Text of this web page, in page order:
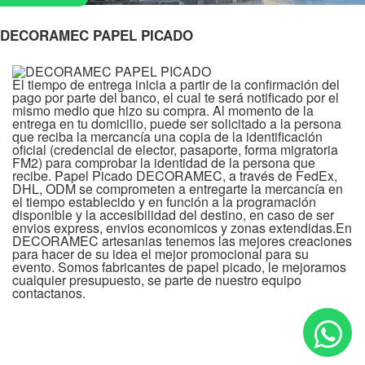
DECORAMEC PAPEL PICADO
El tiempo de entrega inicia a partir de la confirmación del
pago por parte del banco, el cual te será notificado por el
mismo medio que hizo su compra. Al momento de la
entrega en tu domicilio, puede ser solicitado a la persona
que reciba la mercancía una copia de la identificación
oficial (credencial de elector, pasaporte, forma migratoria
FM2) para comprobar la identidad de la persona que
recibe. Papel Picado DECORAMEC, a través de FedEx,
DHL, ODM se comprometen a entregarte la mercancía en
el tiempo establecido y en función a la programación
disponible y la accesibilidad del destino, en caso de ser
envios express, envios economicos y zonas extendidas.En
DECORAMEC artesanias tenemos las mejores creaciones
para hacer de su idea el mejor promocional para su
evento. Somos fabricantes de papel picado, le mejoramos
cualquier presupuesto, se parte de nuestro equipo
contactanos.